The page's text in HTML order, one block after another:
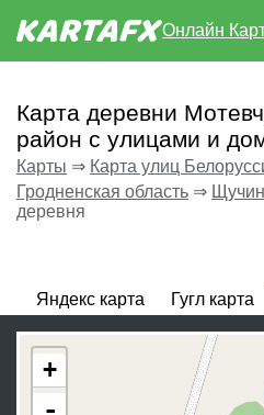
Онлайн
Карта деревни
район с улицами и
Карты ⇒ Карта улиц
Гродненская область ⇒
деревня
Яндекс карта Гугл карта
+